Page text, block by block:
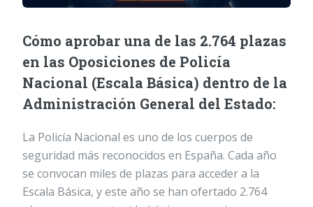
Cómo aprobar una de las 2.764 plazas
en las Oposiciones de Policía
Nacional (Escala Básica) dentro de la
Administración General del Estado:
La Policía Nacional es uno de los cuerpos de
seguridad más reconocidos en España. Cada año
se convocan miles de plazas para acceder a la
Escala Básica, y este año se han ofertado 2.764